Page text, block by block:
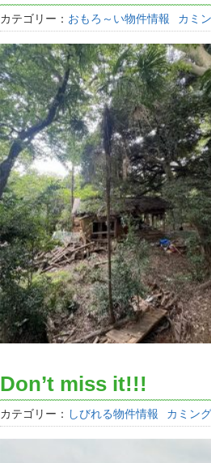
カテゴリー： おもろ～い物件情報 カミ
Don’t miss it!!!
カテゴリー： しびれる物件情報 カミン